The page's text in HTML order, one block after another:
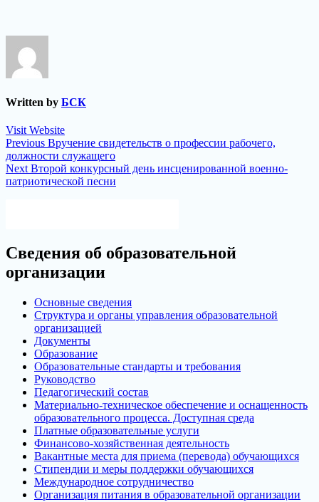
Written by БСК
Visit Website
Навигация
по
записям
Previous Previous
post:
Вручение свидетельств о профессии рабочего,
должности служащего
Next Next
post:
Второй конкурсный день инсценированной военно-
патриотической песни
Сведения об образовательной
организации
Основные сведения
Структура и органы управления образовательной
организацией
Документы
Образование
Образовательные стандарты и требования
Руководство
Педагогический состав
Материально-техническое обеспечение и оснащенность
образовательного процесса. Доступная среда
Платные образовательные услуги
Финансово-хозяйственная деятельность
Вакантные места для приема (перевода) обучающихся
Стипендии и меры поддержки обучающихся
Международное сотрудничество
Организация питания в образовательной организации